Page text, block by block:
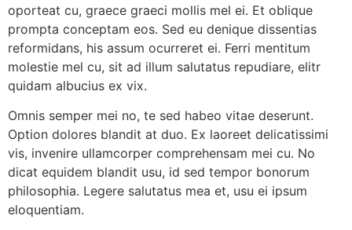
oporteat cu, graece graeci mollis mel ei. Et oblique
prompta conceptam eos. Sed eu denique dissentias
reformidans, his assum ocurreret ei. Ferri mentitum
molestie mel cu, sit ad illum salutatus repudiare, elitr
quidam albucius ex vix.
Omnis semper mei no, te sed habeo vitae deserunt.
Option dolores blandit at duo. Ex laoreet delicatissimi
vis, invenire ullamcorper comprehensam mei cu. No
dicat equidem blandit usu, id sed tempor bonorum
philosophia. Legere salutatus mea et, usu ei ipsum
eloquentiam.